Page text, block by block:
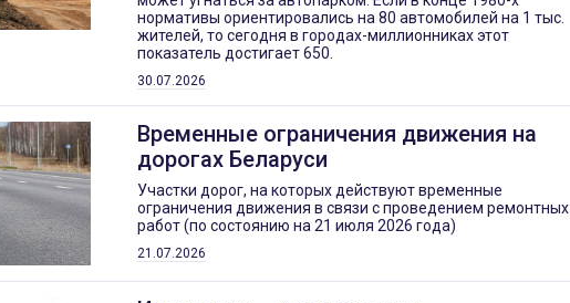
нормативы ориентировались на 80 автомобилей на 1 тыс.
жителей, то сегодня в городах-миллионниках этот
показатель достигает 650.
30.07.2026
Временные ограничения движения на
дорогах Беларуси
Участки дорог, на которых действуют временные
ограничения движения в связи с проведением ремонтных
работ (по состоянию на 21 июля 2026 года)
21.07.2026